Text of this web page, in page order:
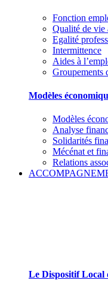
Fonction
Qualité de vie
Egalité
Intermittence
Aides à
Groupements
Modèles
Modèles
Analyse
Solidarités
Mécénat et
Relations
Le Dispositif Local